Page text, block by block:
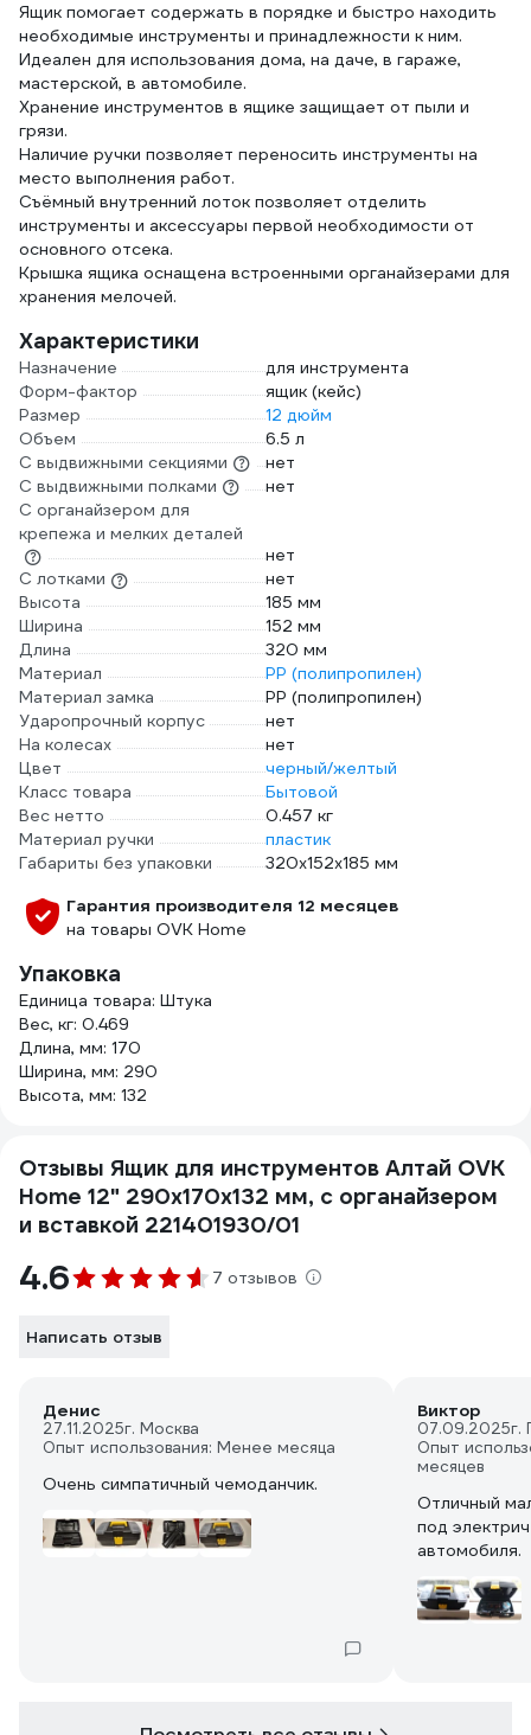
70301A
Ящик помогает содержать в порядке и быстро находить
необходимые инструменты и принадлежности к ним.
Идеален для использования дома, на даче, в гараже,
мастерской, в автомобиле.
Хранение инструментов в ящике защищает от пыли и
грязи.
Наличие ручки позволяет переносить инструменты на
место выполнения работ.
Съёмный внутренний лоток позволяет отделить
инструменты и аксессуары первой необходимости от
основного отсека.
Крышка ящика оснащена встроенными органайзерами для
хранения мелочей.
Характеристики
Назначение
для инструмента
Форм-фактор
ящик (кейс)
Размер
12 дюйм
Объем
6.5 л
С выдвижными секциями
нет
С выдвижными полками
нет
С органайзером для
крепежа и мелких деталей
нет
С лотками
нет
Высота
185 мм
Ширина
152 мм
Длина
320 мм
Материал
PP (полипропилен)
Материал замка
PP (полипропилен)
Ударопрочный корпус
нет
На колесах
нет
Цвет
черный/желтый
Класс товара
Бытовой
Вес нетто
0.457 кг
Материал ручки
пластик
Габариты без упаковки
320х152х185 мм
Гарантия производителя 12 месяцев
на товары OVK Home
Упаковка
Единица товара: Штука
Вес, кг: 0.469
Длина, мм: 170
Ширина, мм: 290
Высота, мм: 132
Отзывы Ящик для инструментов Алтай OVK
Home 12" 290x170x132 мм, с органайзером
и вставкой 221401930/01
4.6 7 отзывов
Написать отзыв
Денис
27.11.2025г. Москва
Опыт использования: Менее месяца
Очень симпатичный чемоданчик.
Виктор
07.09.2025г.
Опыт
месяцев
Отличный
под
автомобиля.